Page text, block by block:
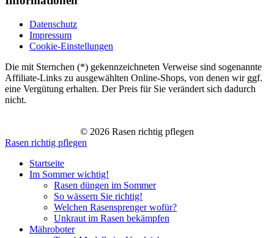
Datenschutz
Impressum
Cookie-Einstellungen
Die mit Sternchen (*) gekennzeichneten Verweise sind sogenannte
Affiliate-Links zu ausgewählten Online-Shops, von denen wir ggf.
eine Vergütung erhalten. Der Preis für Sie verändert sich dadurch
nicht.
© 2026 Rasen richtig pflegen
Rasen richtig pflegen
Startseite
Im Sommer wichtig!
Rasen düngen im Sommer
So wässern Sie richtig!
Welchen Rasensprenger wofür?
Unkraut im Rasen bekämpfen
Mähroboter